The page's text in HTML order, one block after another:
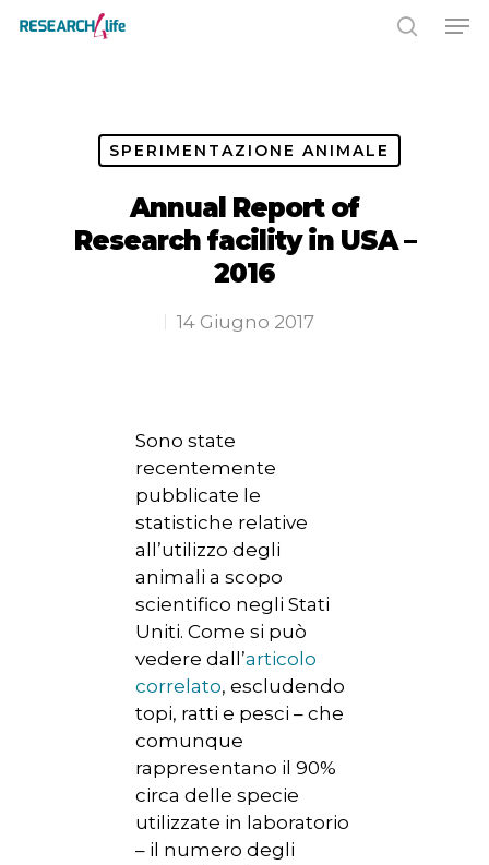
per chiudere
SPERIMENTAZIONE ANIMALE
Annual Report of
Research facility in USA –
2016
14 Giugno 2017
Sono state
recentemente
pubblicate le
statistiche relative
all’utilizzo degli
animali a scopo
scientifico negli Stati
Uniti. Come si può
vedere dall’articolo
correlato, escludendo
topi, ratti e pesci – che
comunque
rappresentano il 90%
circa delle specie
utilizzate in laboratorio
– il numero degli